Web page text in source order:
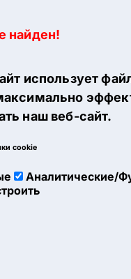
найден!
использует
наш веб-сайт.
cookie
Аналитические/